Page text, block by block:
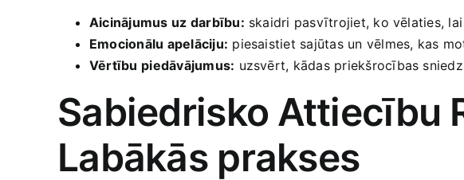
Aicinājumus⁤ uz ‍darbību: skaidri pasvītrojiet, ko vēlaties,
Emocionālu apelāciju: piesaistiet sajūtas un vēlmes,⁣ kas
Vērtību ⁢piedāvājumus: uzsvērt, kādas priekšrocības
Sabiedrisko ⁤Attiecību
Labākās prakses